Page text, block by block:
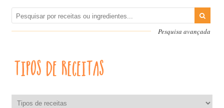
Pesquisa avançada